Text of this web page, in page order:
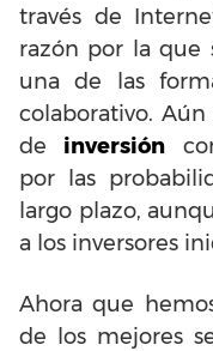
través de
razón por la que
una de las
colaborativo.
de inversión
por las
largo plazo,
a los inversores
Ahora que
de los mejores